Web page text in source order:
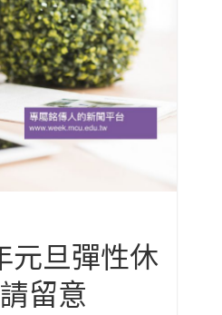
元旦彈性休
留意